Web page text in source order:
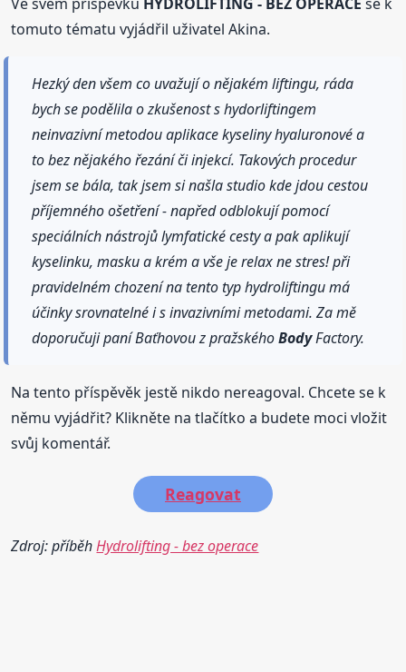
tomuto tématu vyjádřil uživatel Akina.
Hezký den všem co uvažují o nějakém liftingu, ráda
bych se podělila o zkušenost s hydorliftingem
neinvazivní metodou aplikace kyseliny hyaluronové a
to bez nějakého řezání či injekcí. Takových procedur
jsem se bála, tak jsem si našla studio kde jdou cestou
příjemného ošetření - napřed odblokují pomocí
speciálních nástrojů lymfatické cesty a pak aplikují
kyselinku, masku a krém a vše je relax ne stres! při
pravidelném chození na tento typ hydroliftingu má
účinky srovnatelné i s invazivními metodami. Za mě
doporučuji paní Baťhovou z pražskéhoBodyFactory.
Na tento příspěvěk jestě nikdo nereagoval. Chcete se k
němu vyjádřit? Klikněte na tlačítko a budete moci vložit
svůj komentář.
Reagovat
Zdroj: příběhHydrolifting - bez operace